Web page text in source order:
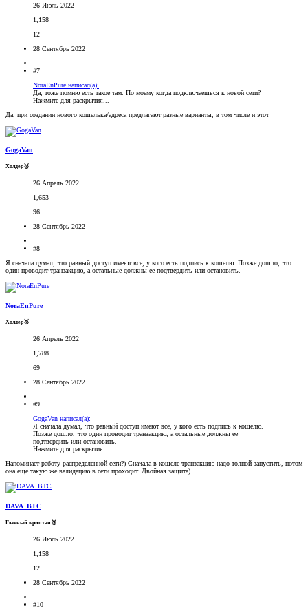
26 Июль 2022
1,158
12
28 Сентябрь 2022
#7
NoraEnPure написал(а):
Да, тоже помню есть такое там. По моему когда подключаешься к новой сети?
Нажмите для раскрытия...
Да, при создании нового кошелька/адреса предлагают разные варианты, в том числе и этот
GogaVan
Холдер🥉
26 Апрель 2022
1,653
96
28 Сентябрь 2022
#8
Я сначала думал, что равный доступ имеют все, у кого есть подпись к кошелю. Позже дошло, что
один проводит транзакцию, а остальные должны ее подтвердить или остановить.
NoraEnPure
Холдер🥉
26 Апрель 2022
1,788
69
28 Сентябрь 2022
#9
GogaVan написал(а):
Я сначала думал, что равный доступ имеют все, у кого есть подпись к кошелю.
Позже дошло, что один проводит транзакцию, а остальные должны ее
подтвердить или остановить.
Нажмите для раскрытия...
Напоминает работу распределенной сети?) Сначала в кошеле транзакцию надо толпой запустить, потом
она еще такую же валидацию в сети проходит. Двойная защита)
DAVA_BTC
Главный криптан🥈
26 Июль 2022
1,158
12
28 Сентябрь 2022
#10